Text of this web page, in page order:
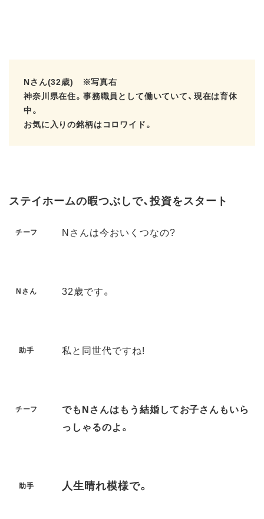
Nさん(32歳) ※写真右
神奈川県在住。事務職員として働いていて、現在は育休
中。
お気に入りの銘柄はコロワイド。
ステイホームの暇つぶしで、投資をスタート
チーフ Nさんは今おいくつなの?
Nさん 32歳です。
助手 私と同世代ですね!
チーフ
でもNさんはもう結婚してお子さんもいら
っしゃるのよ。
助手 人生晴れ模様で。